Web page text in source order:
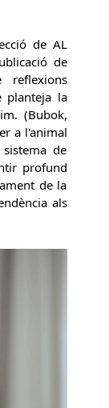
de AL
de
planteja la
(Bubok,
a l'animal
de
profund
de la
als